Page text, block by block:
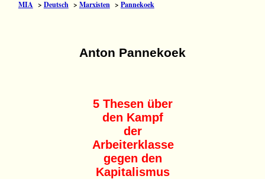
MIA > Deutsch> Marxisten> Pannekoek
Anton Pannekoek
5 Thesen über
den Kampf
der
Arbeiterklasse
gegen den
Kapitalismus